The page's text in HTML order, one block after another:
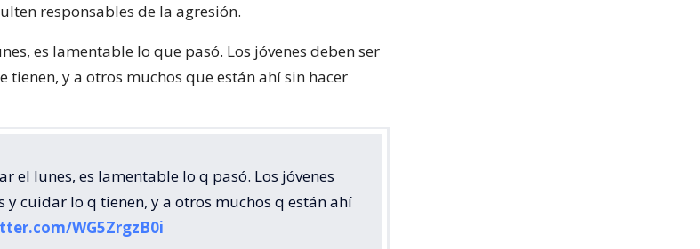
responsables de la agresión.
es lamentable lo que pasó. Los jóvenes deben ser
tienen, y a otros muchos que están ahí sin hacer
el lunes, es lamentable lo q pasó. Los jóvenes
y cuidar lo q tienen, y a otros muchos q están ahí
WG5ZrgzB0i